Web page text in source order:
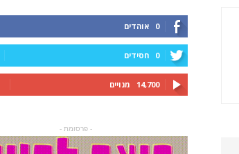
0 אוהדים
0 חסידים
14,700 מנויים
- פרסומת -